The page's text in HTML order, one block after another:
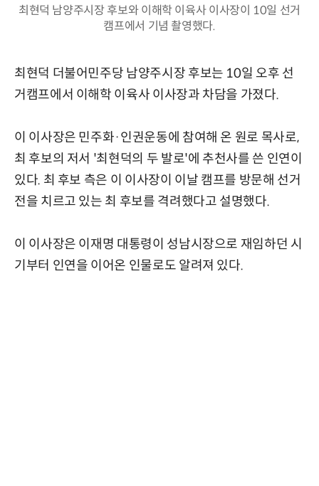
최현덕 남양주시장 후보와 이해학 이육사 이사장이 10일 선거
캠프에서 기념 촬영했다.
최현덕 더불어민주당 남양주시장 후보는 10일 오후 선
거캠프에서 이해학 이육사 이사장과 차담을 가졌다.
이 이사장은 민주화·인권운동에 참여해 온 원로 목사로,
최 후보의 저서 '최현덕의 두 발로'에 추천사를 쓴 인연이
있다. 최 후보 측은 이 이사장이 이날 캠프를 방문해 선거
전을 치르고 있는 최 후보를 격려했다고 설명했다.
이 이사장은 이재명 대통령이 성남시장으로 재임하던 시
기부터 인연을 이어온 인물로도 알려져 있다.